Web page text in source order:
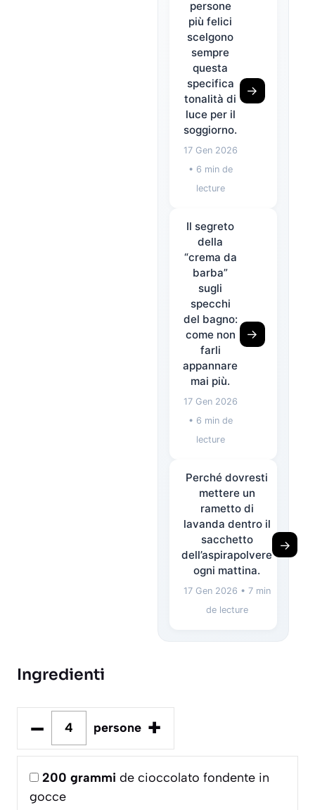
persone
più felici
scelgono
sempre
questa
specifica
tonalità di
luce per il
soggiorno.
17 Gen 2026
• 6 min de
lecture
→
Il segreto
della
“crema da
barba”
sugli
specchi
del bagno:
come non
farli
appannare
mai più.
17 Gen 2026
• 6 min de
lecture
→
Perché dovresti
mettere un
rametto di
lavanda dentro il
sacchetto
dell’aspirapolvere
ogni mattina.
17 Gen 2026 • 7 min
de lecture
→
Ingredienti
– persone +
200 grammi de cioccolato fondente in
gocce